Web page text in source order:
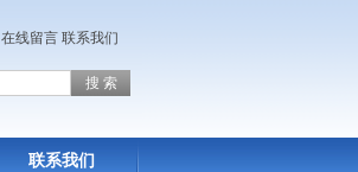
在线留言 联系我们
联系我们